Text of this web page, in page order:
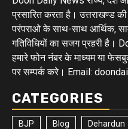
प्रसारित करता है। उत्तराखण्ड
परंपराओ के साथ-साथ आर्थिक,
गतिविधियों का सजग प्रहरी
हमारे फोन नंबर के माध्यम या
पर सम्पर्क करे। Email:
CATEGORIES
BJP Blog Dehardun